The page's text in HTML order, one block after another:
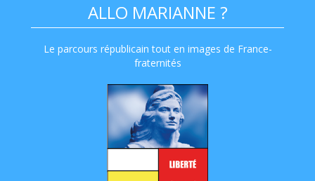
ALLO MARIANNE ?
Le parcours républicain tout en images de France-
fraternités